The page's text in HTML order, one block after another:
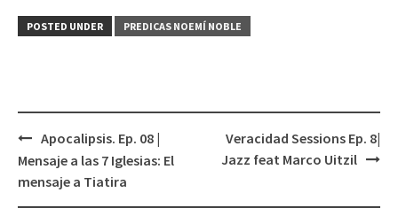
POSTED UNDER PREDICAS NOEMÍ NOBLE
Post
navigation
Apocalipsis. Ep. 08 |
Mensaje a las 7 Iglesias: El
mensaje a Tiatira
Veracidad Sessions Ep. 8|
Jazz feat Marco Uitzil